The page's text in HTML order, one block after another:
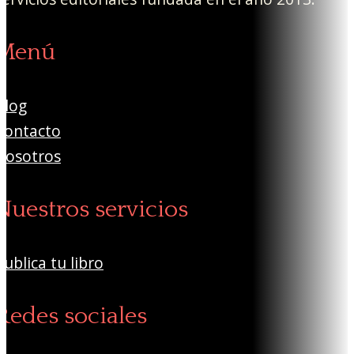
servicios
tu libro
sociales